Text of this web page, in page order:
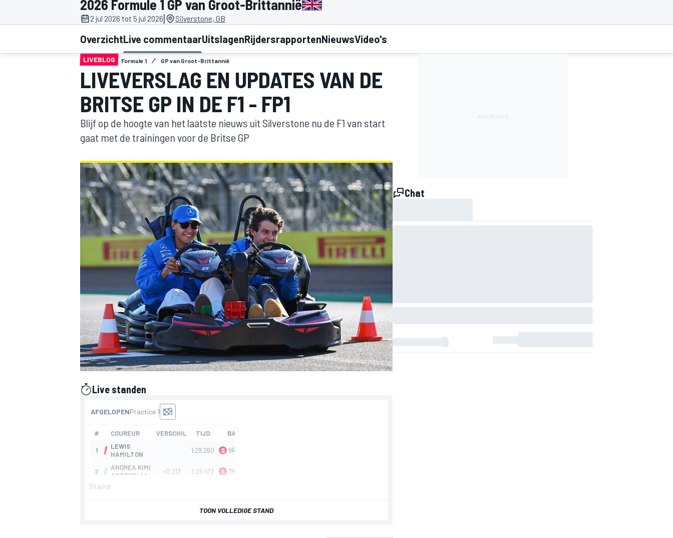
MOTOGP
INDYCAR
WEC
2026 Formule 1 GP van Groot-Brittannië
2 jul 2026 tot 5 jul 2026| Silverstone, GB
OverzichtLive commentaarUitslagenRijdersrapportenNieuwsVideo's
LIVEBLOG Formule 1 GP van Groot-Brittannië
LIVEVERSLAG EN UPDATES VAN DE
BRITSE GP IN DE F1 - FP1
Blijf op de hoogte van het laatste nieuws uit Silverstone nu de F1 van start
gaat met de trainingen voor de Britse GP
Live standen
gepresenteerd door
Stand
TOON VOLLEDIGE STAND
Chat